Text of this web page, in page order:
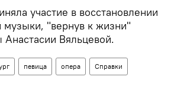
участие в восстановлении
музыки, "вернув к жизни"
Вяльцевой.
певица опера Справки